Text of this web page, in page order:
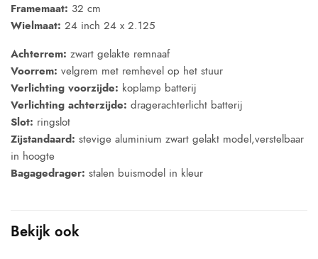
Framemaat: 32 cm
Wielmaat: 24 inch 24 x 2.125
Achterrem: zwart gelakte remnaaf
Voorrem: velgrem met remhevel op het stuur
Verlichting voorzijde: koplamp batterij
Verlichting achterzijde: dragerachterlicht batterij
Slot: ringslot
Zijstandaard: stevige aluminium zwart gelakt model,verstelbaar
in hoogte
Bagagedrager: stalen buismodel in kleur
Bekijk ook